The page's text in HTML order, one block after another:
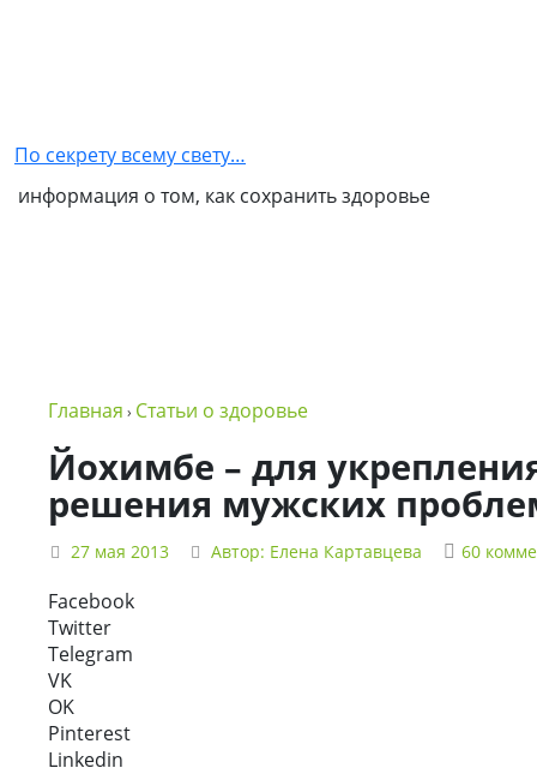
партнером
NSP
в
NSP
Политика
конфиденциальности
По секрету всему свету…
информация о том, как сохранить здоровье
Главная › Статьи о здоровье
Йохимбе – для
решения мужских
27 мая 2013 Автор: Елена Картавцева 60
Facebook
Twitter
Telegram
VK
OK
Pinterest
Linkedin